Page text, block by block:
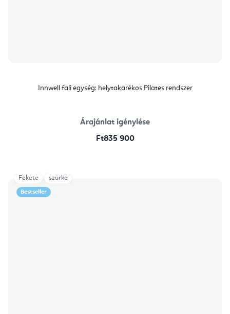
Innwell fali egység: helytakarékos Pilates rendszer
Árajánlat igénylése
Ft835 900
Bestseller
Fekete szürke